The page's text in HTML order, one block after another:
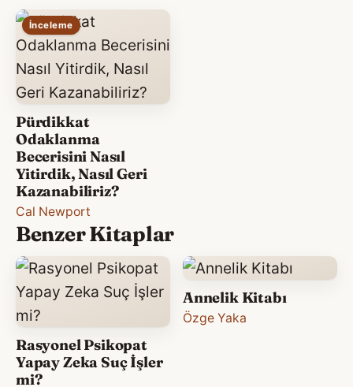
İnceleme
Pürdikkat
Odaklanma
Becerisini Nasıl
Yitirdik, Nasıl Geri
Kazanabiliriz?
Cal Newport
Benzer Kitaplar
Rasyonel Psikopat
Yapay Zeka Suç İşler
mi?
Annelik Kitabı
Özge Yaka